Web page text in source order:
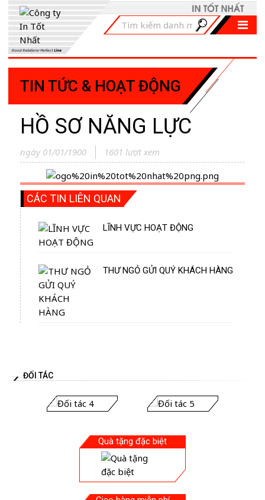
Good Relations-PerfectLine
TIN TỨC & HOẠT ĐỘNG
HỒ SƠ NĂNG LỰC
ngày 01/01/1900 1601 lượt xem
CÁC TIN LIÊN QUAN
LĨNH VỰC HOẠT ĐỘNG
THƯ NGỎ GỬI QUÝ KHÁCH HÀNG
ĐỐI TÁC
Quà tặng đặc biệt